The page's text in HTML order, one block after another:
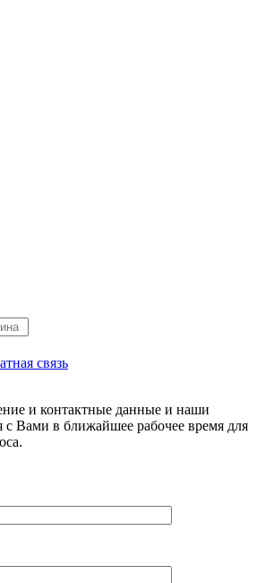
связь
и контактные данные и наши
с Вами в ближайшее рабочее время для